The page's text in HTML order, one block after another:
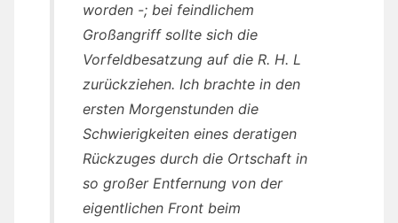
worden -; bei feindlichem
Großangriff sollte sich die
Vorfeldbesatzung auf die R. H. L
zurückziehen. Ich brachte in den
ersten Morgenstunden die
Schwierigkeiten eines deratigen
Rückzuges durch die Ortschaft in
so großer Entfernung von der
eigentlichen Front beim